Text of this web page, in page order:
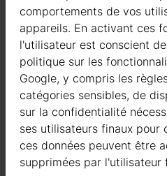
Abonnez-vous à la
Votre
J'ai pris connaissance des
recevoir la newsletter de
comportements de vos
appareils. En activant ces
l'utilisateur est conscient
politique sur les
Google, y compris les
catégories sensibles, de
sur la confidentialité
ses utilisateurs finaux pour
ces données peuvent être
supprimées par